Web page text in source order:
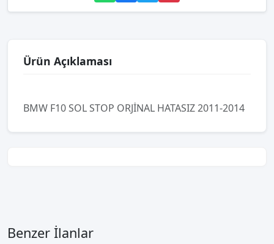
Ürün Açıklaması
BMW F10 SOL STOP ORJİNAL HATASIZ 2011-2014
Benzer İlanlar